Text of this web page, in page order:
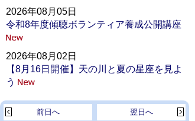
2026年08月05日
令和8年度傾聴ボランティア養成公開講座
2026年08月02日
【8月16日開催】天の川と夏の星座を見よ
う
翌日へ
前日へ